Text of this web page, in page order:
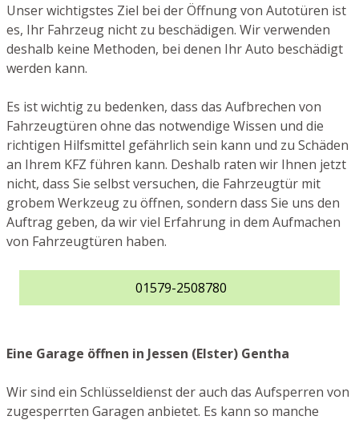
Unser wichtigstes Ziel bei der Öffnung von Autotüren ist
es, Ihr Fahrzeug nicht zu beschädigen. Wir verwenden
deshalb keine Methoden, bei denen Ihr Auto beschädigt
werden kann.
Es ist wichtig zu bedenken, dass das Aufbrechen von
Fahrzeugtüren ohne das notwendige Wissen und die
richtigen Hilfsmittel gefährlich sein kann und zu Schäden
an Ihrem KFZ führen kann. Deshalb raten wir Ihnen jetzt
nicht, dass Sie selbst versuchen, die Fahrzeugtür mit
grobem Werkzeug zu öffnen, sondern dass Sie uns den
Auftrag geben, da wir viel Erfahrung in dem Aufmachen
von Fahrzeugtüren haben.
01579-2508780
Eine Garage öffnen in Jessen (Elster) Gentha
Wir sind ein Schlüsseldienst der auch das Aufsperren von
zugesperrten Garagen anbietet. Es kann so manche